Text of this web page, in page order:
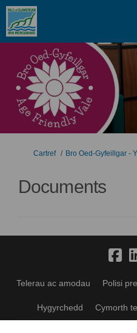
Rydych yma:
Cartref Bro Oed-Gyfeillgar -
Documents
Telerau ac amodau Polisi
Hygyrchedd Cymorth